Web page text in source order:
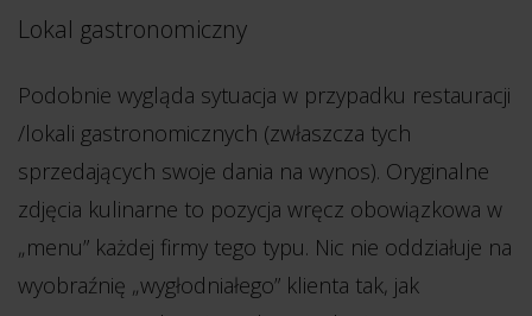
Lokal gastronomiczny
Podobnie wygląda sytuacja w przypadku restauracji
/lokali gastronomicznych (zwłaszcza tych
sprzedających swoje dania na wynos). Oryginalne
zdjęcia kulinarne to pozycja wręcz obowiązkowa w
„menu” każdej firmy tego typu. Nic nie oddziałuje na
wyobraźnię „wygłodniałego” klienta tak, jak